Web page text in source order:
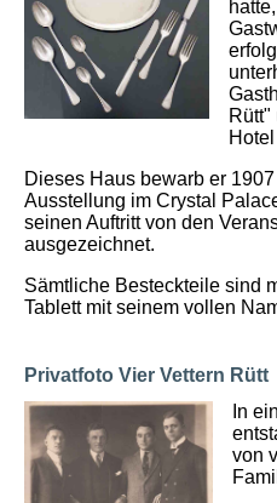
Rütt"
Dieses Haus bewarb er
Ausstellung im Crystal
seinen Auftritt von den
ausgezeichnet.
Sämtliche Besteckteile sind
Tablett mit seinem vollen
Privatfoto Vier Vettern Rütt
In
von